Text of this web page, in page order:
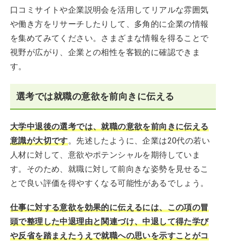
口コミサイトや企業説明会を活用してリアルな雰囲気
や働き方をリサーチしたりして、多角的に企業の情報
を集めてみてください。さまざまな情報を得ることで
視野が広がり、企業との相性を客観的に確認できま
す。
選考では就職の意欲を前向きに伝える
大学中退後の選考では、就職の意欲を前向きに伝える
意識が大切です。先述したように、企業は20代の若い
人材に対して、意欲やポテンシャルを期待していま
す。そのため、就職に対して前向きな姿勢を見せるこ
とで良い評価を得やすくなる可能性があるでしょう。
仕事に対する意欲を効果的に伝えるには、この項の冒
頭で整理した中退理由と関連づけ、中退して得た学び
や反省を踏まえたうえで就職への思いを示すことがコ